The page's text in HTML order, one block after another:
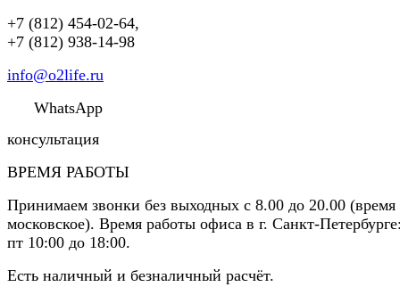
+7 (812) 454-02-64,
+7 (812) 938-14-98
info@o2life.ru
WhatsApp
консультация
ВРЕМЯ РАБОТЫ
Принимаем звонки без выходных с 8.00 до 20.00 (время
московское). Время работы офиса в г. Санкт-
пт 10:00 до 18:00.
Есть наличный и безналичный расчёт.